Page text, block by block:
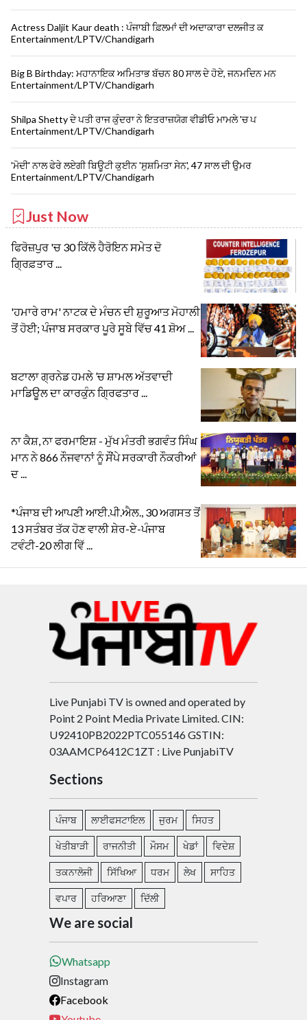
Actress Daljit Kaur death : ਪੰਜਾਬੀ ਫ਼ਿਲਮਾਂ ਦੀ ਅਦਾਕਾਰਾ ਦਲਜੀਤ ਕ
Entertainment/LPTV/Chandigarh
Big B Birthday: ਮਹਾਨਾਇਕ ਅਮਿਤਾਭ ਬੱਚਨ 80 ਸਾਲ ਦੇ ਹੋਏ, ਜਨਮਦਿਨ ਮਨ
Entertainment/LPTV/Chandigarh
Shilpa Shetty ਦੇ ਪਤੀ ਰਾਜ ਕੁੰਦਰਾ ਨੇ ਇਤਰਾਜ਼ਯੋਗ ਵੀਡੀਓ ਮਾਮਲੇ 'ਚ ਪ
Entertainment/LPTV/Chandigarh
'ਮੋਦੀ' ਨਾਲ ਫੇਰੇ ਲਏਗੀ ਬਿਊਟੀ ਕੁਈਨ 'ਸੁਸ਼ਮਿਤਾ ਸੇਨ', 47 ਸਾਲ ਦੀ ਉਮਰ
Entertainment/LPTV/Chandigarh
Just Now
ਫਿਰੋਜ਼ਪੁਰ 'ਚ 30 ਕਿੱਲੋ ਹੈਰੋਇਨ ਸਮੇਤ ਦੋ
ਗ੍ਰਿਫ਼ਤਾਰ ...
'ਹਮਾਰੇ ਰਾਮ' ਨਾਟਕ ਦੇ ਮੰਚਨ ਦੀ ਸ਼ੁਰੂਆਤ ਮੋਹਾਲੀ
ਤੋਂ ਹੋਈ; ਪੰਜਾਬ ਸਰਕਾਰ ਪੂਰੇ ਸੂਬੇ ਵਿੱਚ 41 ਸ਼ੋਅ ...
ਬਟਾਲਾ ਗ੍ਰਨੇਡ ਹਮਲੇ ’ਚ ਸ਼ਾਮਲ ਅੱਤਵਾਦੀ
ਮਾਡਿਊਲ ਦਾ ਕਾਰਕੁੰਨ ਗ੍ਰਿਫਤਾਰ ...
ਨਾ ਕੈਸ਼, ਨਾ ਫਰਮਾਇਸ਼ - ਮੁੱਖ ਮੰਤਰੀ ਭਗਵੰਤ ਸਿੰਘ
ਮਾਨ ਨੇ 866 ਨੌਜਵਾਨਾਂ ਨੂੰ ਸੌਂਪੇ ਸਰਕਾਰੀ ਨੌਕਰੀਆਂ
ਦ ...
*ਪੰਜਾਬ ਦੀ ਆਪਣੀ ਆਈ.ਪੀ.ਐਲ., 30 ਅਗਸਤ ਤੋਂ
13 ਸਤੰਬਰ ਤੱਕ ਹੋਣ ਵਾਲੀ ਸ਼ੇਰ-ਏ-ਪੰਜਾਬ
ਟਵੰਟੀ-20 ਲੀਗ ਵਿੱ ...
Live Punjabi TV is owned and operated by
Point 2 Point Media Private Limited. CIN:
U92410PB2022PTC055146 GSTIN:
03AAMCP6412C1ZT : Live PunjabiTV
Sections
ਪੰਜਾਬ ਲਾਈਫਸਟਾਇਲ ਜੁਰਮ ਸਿਹਤ
ਖੇਤੀਬਾੜੀ ਰਾਜਨੀਤੀ ਮੌਸਮ ਖੇਡਾਂ ਵਿਦੇਸ਼
ਤਕਨਾਲੋਜੀ ਸਿੱਖਿਆ ਧਰਮ ਲੇਖ ਸਾਹਿਤ
ਵਪਾਰ ਹਰਿਆਣਾ ਦਿੱਲੀ
We are social
Whatsapp
Instagram
Facebook